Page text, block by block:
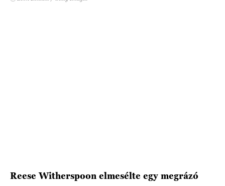
Reese Witherspoon elmesélte egy megrázó